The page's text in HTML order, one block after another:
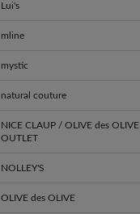
Lui's
mline
mystic
natural couture
NICE CLAUP / OLIVE des OLIVE
OUTLET
NOLLEY'S
OLIVE des OLIVE